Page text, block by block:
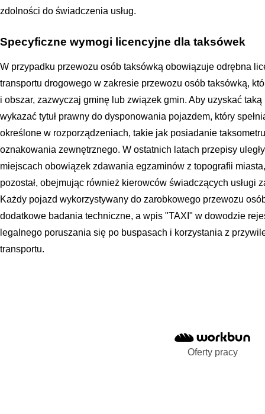
zdolności do świadczenia usług.
Specyficzne wymogi licencyjne dla taksówek
W przypadku przewozu osób taksówką obowiązuje odrębna
transportu drogowego w zakresie przewozu osób taksówką,
i obszar, zazwyczaj gminę lub związek gmin. Aby uzyskać
wykazać tytuł prawny do dysponowania pojazdem, który
określone w rozporządzeniach, takie jak posiadanie
oznakowania zewnętrznego. W ostatnich latach przepisy
miejscach obowiązek zdawania egzaminów z topografii
pozostał, obejmując również kierowców świadczących usługi
Każdy pojazd wykorzystywany do zarobkowego przewozu
dodatkowe badania techniczne, a wpis "TAXI" w dowodzie
legalnego poruszania się po buspasach i korzystania z
transportu.
Oferty pracy